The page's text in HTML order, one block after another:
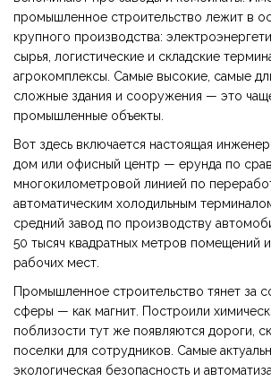
промышленное строительство лежит в
крупного производства:
сырья, логистические и складские
агрокомплексы. Самые высокие, самые
сложные здания и сооружения — это
промышленные объекты.
Вот здесь включается настоящая
дом или офисный центр — ерунда по
многокилометровой линией по
автоматическим холодильным
средний завод по производству
50 тысяч квадратных метров помещений
рабочих мест.
Промышленное строительство тянет за
сферы — как магнит. Построили
поблизости тут же появляются дороги,
поселки для сотрудников. Самые
экологическая безопасность и